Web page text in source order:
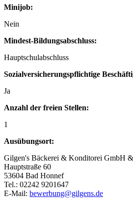
Minijob:
Nein
Mindest-Bildungsabschluss:
Hauptschulabschluss
Sozialversicherungspflichtige
Ja
Anzahl der freien Stellen:
1
Ausübungsort:
Gilgen's Bäckerei & Konditorei GmbH
Hauptstraße 60
53604 Bad Honnef
Tel.: 02242 9201647
E-Mail: bewerbung@gilgens.de